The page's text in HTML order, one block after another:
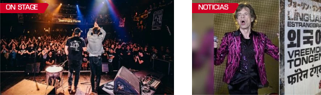
ON STAGE NOTICIAS